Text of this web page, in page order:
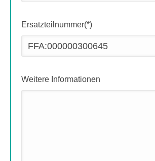
Ersatzteilnummer(*)
Weitere Informationen